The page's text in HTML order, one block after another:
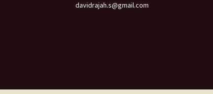
davidrajah.s@gmail.com